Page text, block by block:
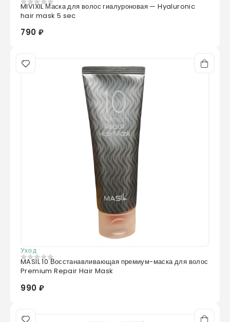
0из 5
MIVIXIL Маска для волос гиалуроновая — Hyaluronic
hair mask 5 sec
790 ₽
Уход
0из 5
MASIL 10 Восстанавливающая премиум-маска для волос
Premium Repair Hair Mask
990 ₽